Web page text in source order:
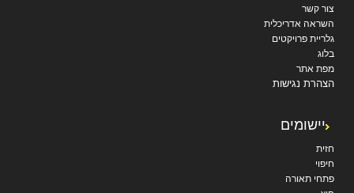
צור קשר
השראה אדריכלית
גלריית פרויקטים
בלוג
מפת אתר
הצהרת נגישות
יישומים
חזית
חיפוי
פתחי תאורה